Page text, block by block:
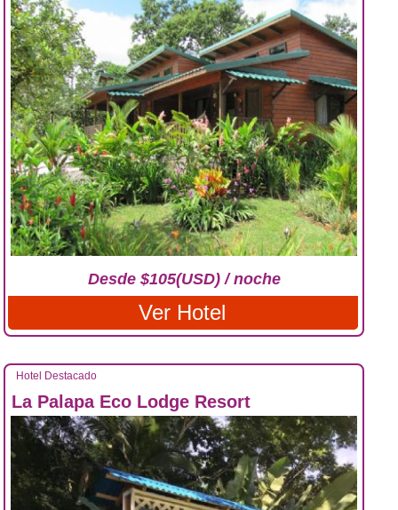
Desde $105(USD) / noche
Ver Hotel
Hotel Destacado
La Palapa Eco Lodge Resort